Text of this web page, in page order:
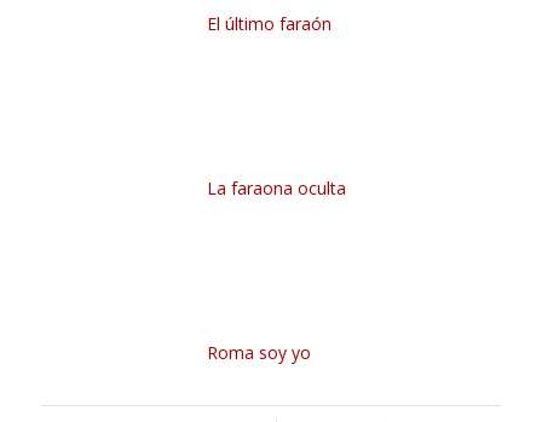
El último faraón
La faraona oculta
Roma soy yo